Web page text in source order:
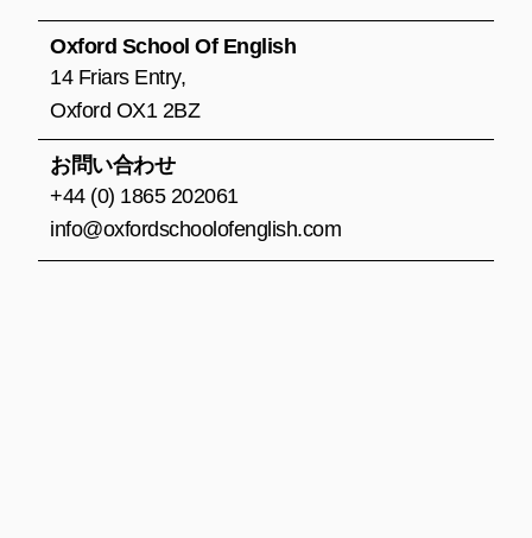
o
o
g
r
b
Oxford School Of English
14 Friars Entry,
Oxford OX1 2BZ
お問い合わせ
+44 (0) 1865 202061
info@oxfordschoolofenglish.com